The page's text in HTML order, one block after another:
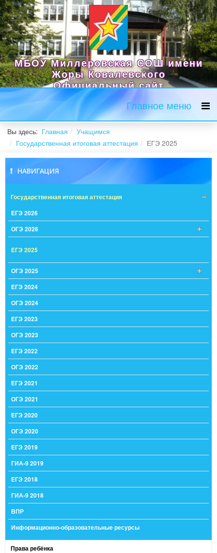
МБОУ Миллеровская СОШ имени
Жоры Ковалевского
Официальный сайт
Главное меню
Вы здесь: Главная
Учащимся
Государственная итоговая аттестация
ЕГЭ 2025
НАВИГАЦИЯ
Государственная итоговая аттестация
ЕГЭ 2026
ОГЭ 2026
ЕГЭ 2025
ОГЭ 2025
ЕГЭ 2024
ОГЭ 2024
ЕГЭ 2023
ОГЭ 2023
ЕГЭ 2022
ОГЭ 2022
ЕГЭ 2021
ОГЭ 2021
ЕГЭ 2020
ОГЭ 2020
ЕГЭ 2019
ГИА-9 2019
ЕГЭ 2018
ГИА-9 2018
ВПР
Информационно-образовательные ресурсы
Права ребёнка